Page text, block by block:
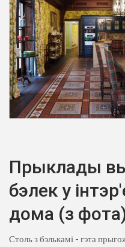
Прыклады
бэлек у
дома (з
Столь з бэлькамі - гэта